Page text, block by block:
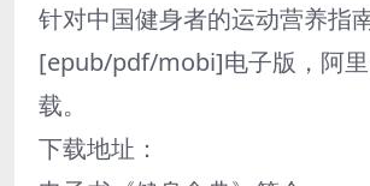
针对中国健身者的运动营养指
[epub/pdf/mobi]电子版，阿
载。
下载地址：